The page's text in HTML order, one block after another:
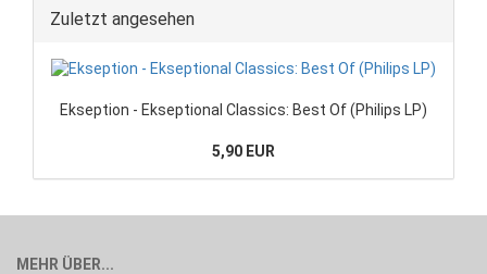
Zuletzt angesehen
Ekseption - Ekseptional Classics: Best Of (Philips LP)
5,90 EUR
MEHR ÜBER...